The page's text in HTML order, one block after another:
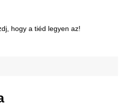
hogy a tiéd legyen az!